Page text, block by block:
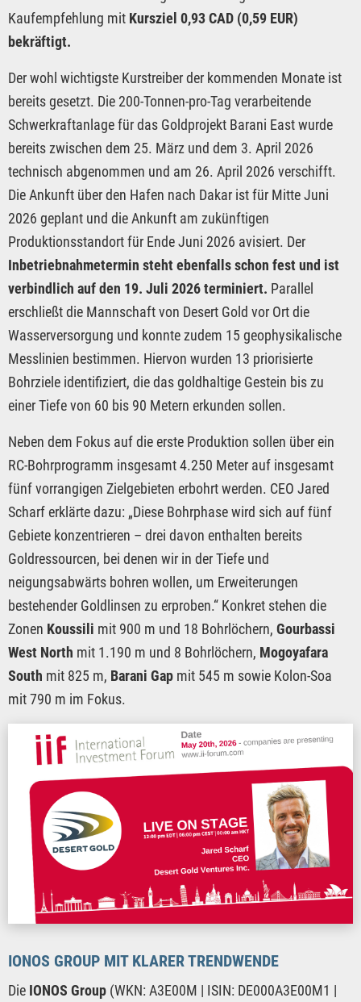
Kaufempfehlung mit Kursziel 0,93 CAD (0,59 EUR)
bekräftigt.
Der wohl wichtigste Kurstreiber der kommenden Monate ist
bereits gesetzt. Die 200-Tonnen-pro-Tag verarbeitende
Schwerkraftanlage für das Goldprojekt Barani East wurde
bereits zwischen dem 25. März und dem 3. April 2026
technisch abgenommen und am 26. April 2026 verschifft.
Die Ankunft über den Hafen nach Dakar ist für Mitte Juni
2026 geplant und die Ankunft am zukünftigen
Produktionsstandort für Ende Juni 2026 avisiert. Der
Inbetriebnahmetermin steht ebenfalls schon fest und ist
verbindlich auf den 19. Juli 2026 terminiert. Parallel
erschließt die Mannschaft von Desert Gold vor Ort die
Wasserversorgung und konnte zudem 15 geophysikalische
Messlinien bestimmen. Hiervon wurden 13 priorisierte
Bohrziele identifiziert, die das goldhaltige Gestein bis zu
einer Tiefe von 60 bis 90 Metern erkunden sollen.
Neben dem Fokus auf die erste Produktion sollen über ein
RC-Bohrprogramm insgesamt 4.250 Meter auf insgesamt
fünf vorrangigen Zielgebieten erbohrt werden. CEO Jared
Scharf erklärte dazu: „Diese Bohrphase wird sich auf fünf
Gebiete konzentrieren – drei davon enthalten bereits
Goldressourcen, bei denen wir in der Tiefe und
neigungsabwärts bohren wollen, um Erweiterungen
bestehender Goldlinsen zu erproben.“ Konkret stehen die
Zonen Koussili mit 900 m und 18 Bohrlöchern, Gourbassi
West North mit 1.190 m und 8 Bohrlöchern, Mogoyafara
South mit 825 m, Barani Gap mit 545 m sowie Kolon-Soa
mit 790 m im Fokus.
IONOS GROUP MIT KLARER TRENDWENDE
Die IONOS Group (WKN: A3E00M | ISIN: DE000A3E00M1 |